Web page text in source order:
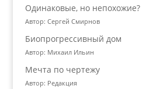
Одинаковые, но непохожие?
Автор: Сергей Смирнов
Биопрогрессивный дом
Автор: Михаил Ильин
Мечта по чертежу
Автор: Редакция